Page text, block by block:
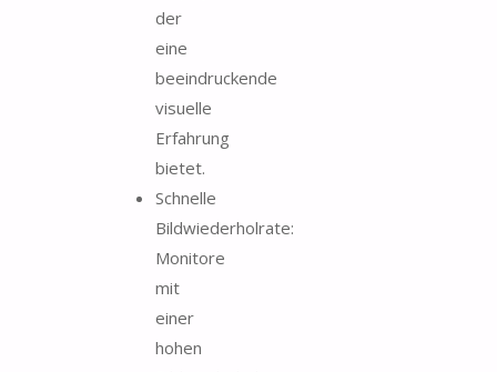
der
eine
beeindruckende
visuelle
Erfahrung
bietet.
Schnelle
Bildwiederholrate:
Monitore
mit
einer
hohen